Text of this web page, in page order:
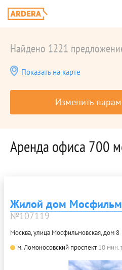
Найдено 1221
Показать на карте
Изменить
Аренда офиса 700
Жилой дом
№107119
Москва, улица Мосфильмовская, дом 8
м. Ломоносовский проспект 10 мин.